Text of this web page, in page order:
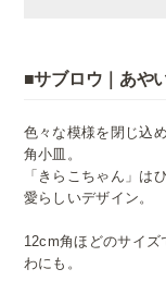
■サブロウ｜あや
色々な模様を閉じ込
角小皿。
「きらこちゃん」は
愛らしいデザイン。
12cm角ほどのサイ
わにも。